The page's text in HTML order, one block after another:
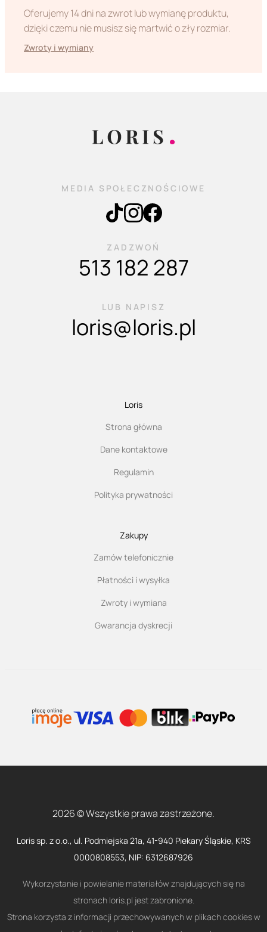
Oferujemy 14 dni na zwrot lub wymianę produktu,
dzięki czemu nie musisz się martwić o zły rozmiar.
Zwroty i wymiany
MEDIA SPOŁECZNOŚCIOWE
ZADZWOŃ
513 182 287
LUB NAPISZ
loris@loris.pl
Loris
Strona główna
Dane kontaktowe
Regulamin
Polityka prywatności
Zakupy
Zamów telefonicznie
Płatności i wysyłka
Zwroty i wymiana
Gwarancja dyskrecji
2026 © Wszystkie prawa zastrzeżone.
Loris sp. z o.o., ul. Podmiejska 21a, 41-940 Piekary Śląskie, KRS
0000808553, NIP: 6312687926
Wykorzystanie i powielanie materiałów znajdujących się na
stronach loris.pl jest zabronione.
Strona korzysta z informacji przechowywanych w plikach cookies w